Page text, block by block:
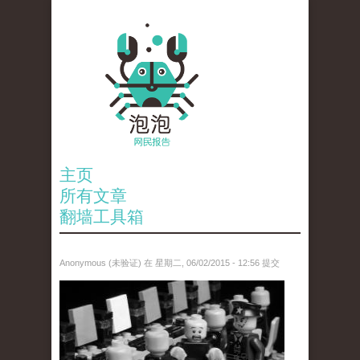
主页
所有文章
翻墙工具箱
Anonymous (未验证) 在 星期二, 06/02/2015 - 12:56 提交
6523513689_baeec3c53c_z.jpg